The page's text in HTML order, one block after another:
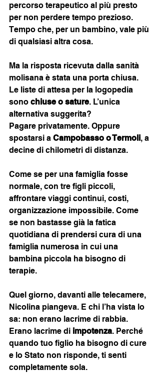
percorso terapeutico al più presto
per non perdere tempo prezioso.
Tempo che, per un bambino, vale più
di qualsiasi altra cosa.
Ma la risposta ricevuta dalla sanità
molisana è stata una porta chiusa.
Le liste di attesa per la logopedia
sono chiuse o sature. L’unica
alternativa suggerita?
Pagare privatamente. Oppure
spostarsi a Campobasso o Termoli, a
decine di chilometri di distanza.
Come se per una famiglia fosse
normale, con tre figli piccoli,
affrontare viaggi continui, costi,
organizzazione impossibile. Come
se non bastasse già la fatica
quotidiana di prendersi cura di una
famiglia numerosa in cui una
bambina piccola ha bisogno di
terapie.
Quel giorno, davanti alle telecamere,
Nicolina piangeva. E chi l’ha vista lo
sa: non erano lacrime di rabbia.
Erano lacrime di impotenza. Perché
quando tuo figlio ha bisogno di cure
e lo Stato non risponde, ti senti
completamente sola.